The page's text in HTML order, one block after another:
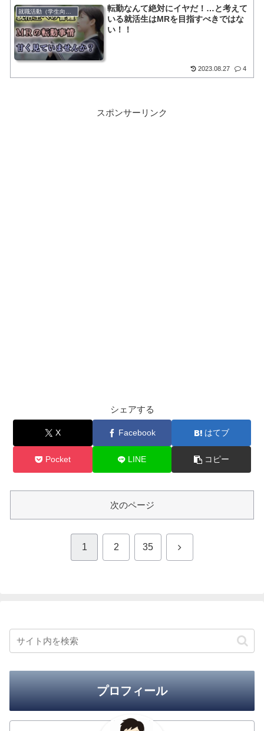
転勤なんて絶対にイヤだ！…と考えて
いる就活生はMRを目指すべきではな
い！！
2023.08.27 4
スポンサーリンク
シェアする
X Facebook はてブ
Pocket LINE コピー
次のページ
1 2 35 次
プロフィール